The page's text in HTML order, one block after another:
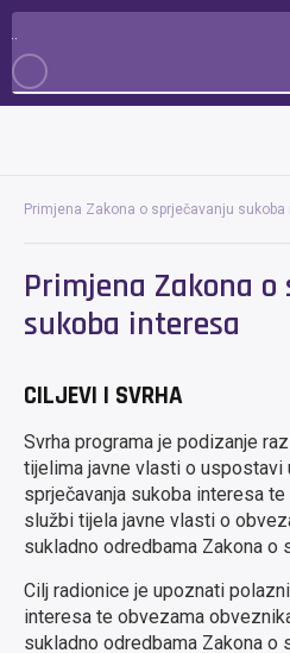
Primjena Zakona o sprječavanju sukoba
Primjena Zakona
sukoba interesa
CILJEVI I SVRHA
Svrha programa je podizanje
tijelima javne vlasti o uspostavi
sprječavanja sukoba interesa
službi tijela javne vlasti o
sukladno odredbama Zakona o
Cilj radionice je upoznati
interesa te obvezama
sukladno odredbama Zakona o